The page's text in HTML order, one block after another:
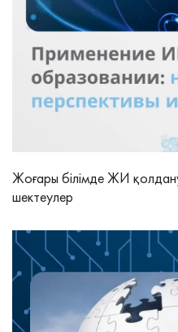
Жоғары білімде ЖИ
шектеулер